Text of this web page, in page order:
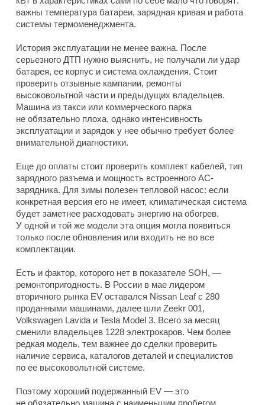
важны температура батареи, зарядная кривая и работа
системы термоменеджмента.
История эксплуатации не менее важна. После
серьезного ДТП нужно выяснить, не получали ли удар
батарея, ее корпус и система охлаждения. Стоит
проверить отзывные кампании, ремонты
высоковольтной части и предыдущих владельцев.
Машина из такси или коммерческого парка
не обязательно плоха, однако интенсивность
эксплуатации и зарядок у нее обычно требует более
внимательной диагностики.
Еще до оплаты стоит проверить комплект кабелей, тип
зарядного разъема и мощность встроенного AC-
зарядника. Для зимы полезен тепловой насос: если
конкретная версия его не имеет, климатическая система
будет заметнее расходовать энергию на обогрев.
У одной и той же модели эта опция могла появиться
только после обновления или входить не во все
комплектации.
Есть и фактор, которого нет в показателе SOH, —
ремонтопригодность. В России в мае лидером
вторичного рынка EV оставался Nissan Leaf с 280
проданными машинами, далее шли Zeekr 001,
Volkswagen Lavida и Tesla Model 3. Всего за месяц
сменили владельцев 1228 электрокаров. Чем более
редкая модель, тем важнее до сделки проверить
наличие сервиса, каталогов деталей и специалистов
по ее высоковольтной системе.
Поэтому хороший подержанный EV — это
не обязательно машина с наименьшим пробегом.